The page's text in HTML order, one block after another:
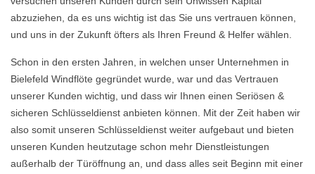
abzuziehen, da es uns wichtig ist das Sie uns vertrauen können,
und uns in der Zukunft öfters als Ihren Freund & Helfer wählen.
Schon in den ersten Jahren, in welchen unser Unternehmen in
Bielefeld Windflöte gegründet wurde, war und das Vertrauen
unserer Kunden wichtig, und dass wir Ihnen einen Seriösen &
sicheren Schlüsseldienst anbieten können. Mit der Zeit haben wir
also somit unseren Schlüsseldienst weiter aufgebaut und bieten
unseren Kunden heutzutage schon mehr Dienstleistungen
außerhalb der Türöffnung an, und dass alles seit Beginn mit einer